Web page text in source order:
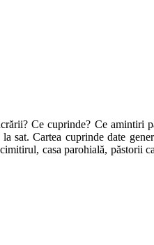
Ce cuprinde? Ce amintiri
Cartea cuprinde date
casa parohială, păstorii